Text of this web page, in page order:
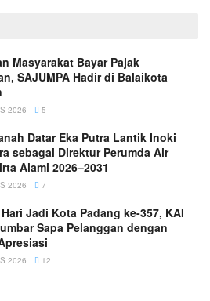
Masyarakat Bayar Pajak
SAJUMPA Hadir di Balaikota
2026 5
Datar Eka Putra Lantik Inoki
sebagai Direktur Perumda Air
Alami 2026–2031
2026 7
Jadi Kota Padang ke-357, KAI
Sapa Pelanggan dengan
2026 12